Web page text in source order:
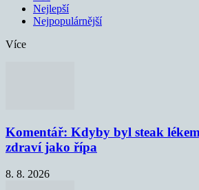
Nejlepší
Nejpopulárnější
Více
Komentář: Kdyby byl steak
zdraví jako řípa
8. 8. 2026